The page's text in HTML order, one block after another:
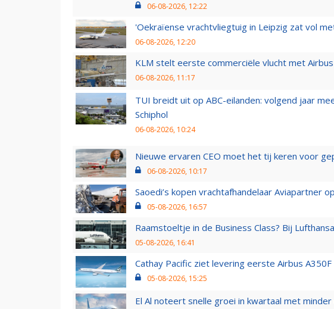
06-08-2026, 12:22
'Oekraïense vrachtvliegtuig in Leipzig zat vol
06-08-2026, 12:20
KLM stelt eerste commerciële vlucht met
06-08-2026, 11:17
TUI breidt uit op ABC-eilanden: volgend jaar
Schiphol
06-08-2026, 10:24
Nieuwe ervaren CEO moet het tij keren voor
06-08-2026, 10:17
Saoedi’s kopen vrachtafhandelaar Aviapartner
05-08-2026, 16:57
Raamstoeltje in de Business Class? Bij
05-08-2026, 16:41
Cathay Pacific ziet levering eerste Airbus
05-08-2026, 15:25
El Al noteert snelle groei in kwartaal met